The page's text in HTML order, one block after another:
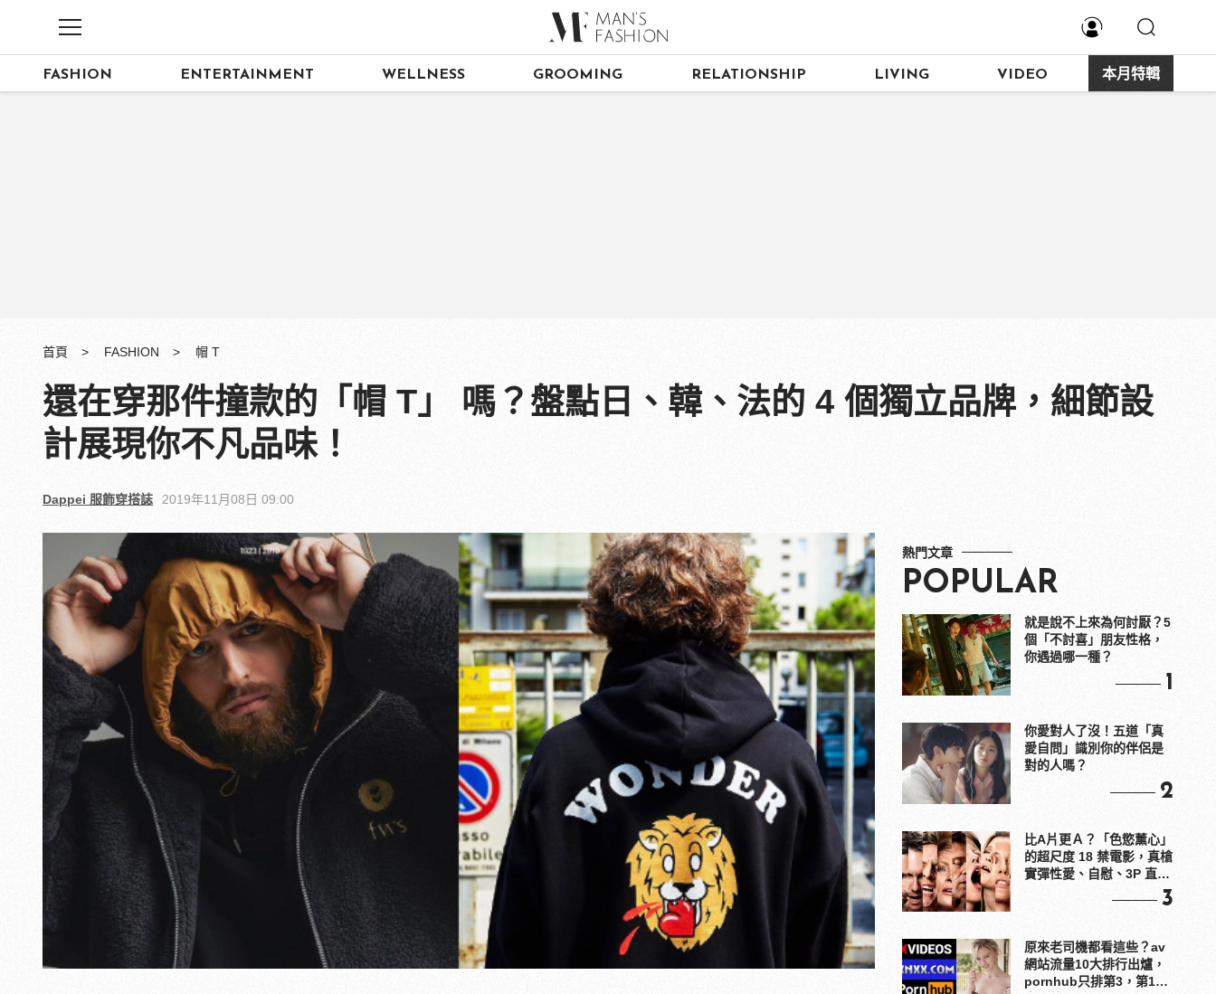
FASHION ENTERTAINMENT WELLNESS GROOMING RELATIONSHIP LIVING VIDEO 本月特輯
首頁 FASHION 帽 T
還在穿那件撞款的「帽 T」 嗎？盤點日、韓、法的 4 個獨立品牌，細節設
計展現你不凡品味！
Dappei 服飾穿搭誌 2019年11月08日 09:00
熱門文章
POPULAR
就是說不上來為何討厭？5
個「不討喜」朋友性格，
你遇過哪一種？
1
你愛對人了沒！五道「真
愛自問」識別你的伴侶是
對的人嗎？
2
比A片更Ａ？「色慾薰心」
的超尺度 18 禁電影，真槍
實彈性愛、自慰、3P 直接
3
原來老司機都看這些？av
網站流量10大排行出爐，
pornhub只排第3，第1名